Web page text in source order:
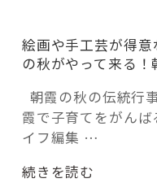
「モノ」
fleXe
「ひと」
絵画や手工芸が得
の秋がやって来る
朝霞の秋の伝統行
霞で子育てをがん
イフ編集 …
“絵
続きを読む